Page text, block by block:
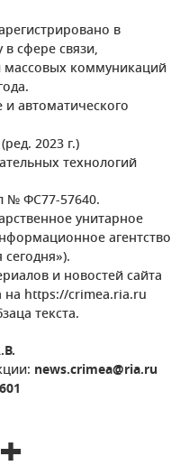
в
сфере связи,
коммуникаций
автоматического
2023 г.)
технологий
№ ФС77-57640.
унитарное
агентство
и новостей сайта
https://crimea.ria.ru
текста.
news.crimea@ria.ru